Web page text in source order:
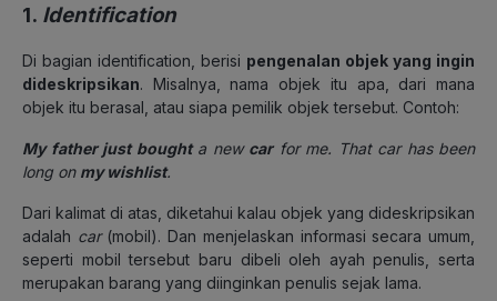
1. Identification
Di bagian identification, berisi pengenalan objek yang ingin
dideskripsikan. Misalnya, nama objek itu apa, dari mana
objek itu berasal, atau siapa pemilik objek tersebut. Contoh:
My father just boughta new carfor me. That car has been
long on my wishlist.
Dari kalimat di atas, diketahui kalau objek yang dideskripsikan
adalah car(mobil). Dan menjelaskan informasi secara umum,
seperti mobil tersebut baru dibeli oleh ayah penulis, serta
merupakan barang yang diinginkan penulis sejak lama.